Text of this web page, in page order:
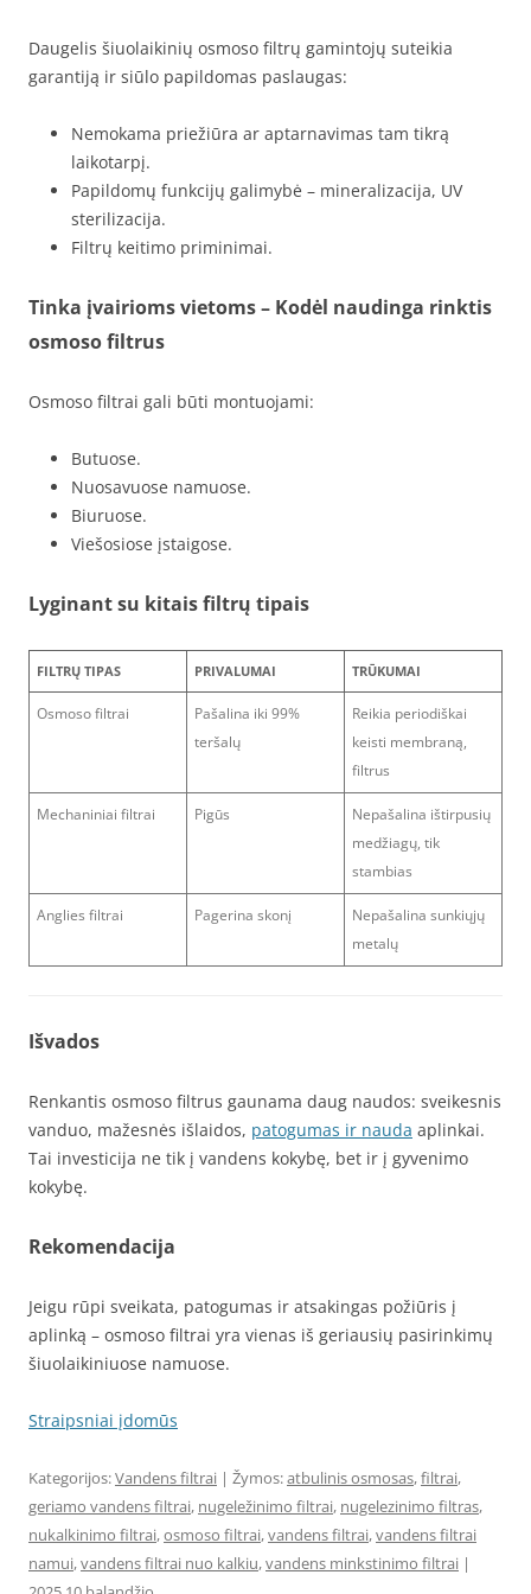
Daugelis šiuolaikinių osmoso filtrų gamintojų suteikia
garantiją ir siūlo papildomas paslaugas:
Nemokama priežiūra ar aptarnavimas tam tikrą
laikotarpį.
Papildomų funkcijų galimybė – mineralizacija, UV
sterilizacija.
Filtrų keitimo priminimai.
Tinka įvairioms vietoms – Kodėl naudinga rinktis
osmoso filtrus
Osmoso filtrai gali būti montuojami:
Butuose.
Nuosavuose namuose.
Biuruose.
Viešosiose įstaigose.
Lyginant su kitais filtrų tipais
FILTRŲ TIPAS PRIVALUMAI TRŪKUMAI
Osmoso filtrai
Pašalina iki 99%
teršalų
Reikia periodiškai
keisti membraną,
filtrus
Mechaniniai filtrai Pigūs
Nepašalina ištirpusių
medžiagų, tik
stambias
Anglies filtrai Pagerina skonį
Nepašalina sunkiųjų
metalų
Išvados
Renkantis osmoso filtrus gaunama daug naudos: sveikesnis
vanduo, mažesnės išlaidos, patogumas ir nauda aplinkai.
Tai investicija ne tik į vandens kokybę, bet ir į gyvenimo
kokybę.
Rekomendacija
Jeigu rūpi sveikata, patogumas ir atsakingas požiūris į
aplinką – osmoso filtrai yra vienas iš geriausių pasirinkimų
šiuolaikiniuose namuose.
Straipsniai įdomūs
Kategorijos:Vandens filtrai | Žymos:atbulinis osmosas,filtrai,
geriamo vandens filtrai, nugeležinimo filtrai, nugelezinimo filtras,
nukalkinimo filtrai,osmoso filtrai,vandens filtrai,vandens filtrai
namui,vandens filtrai nuo kalkiu,vandens minkstinimo filtrai |